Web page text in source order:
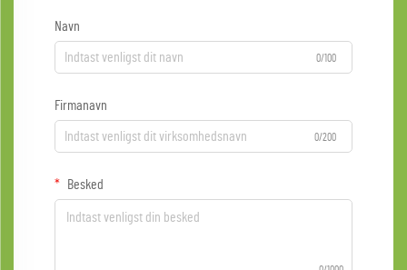
Navn
0/100
Firmanavn
0/200
Besked